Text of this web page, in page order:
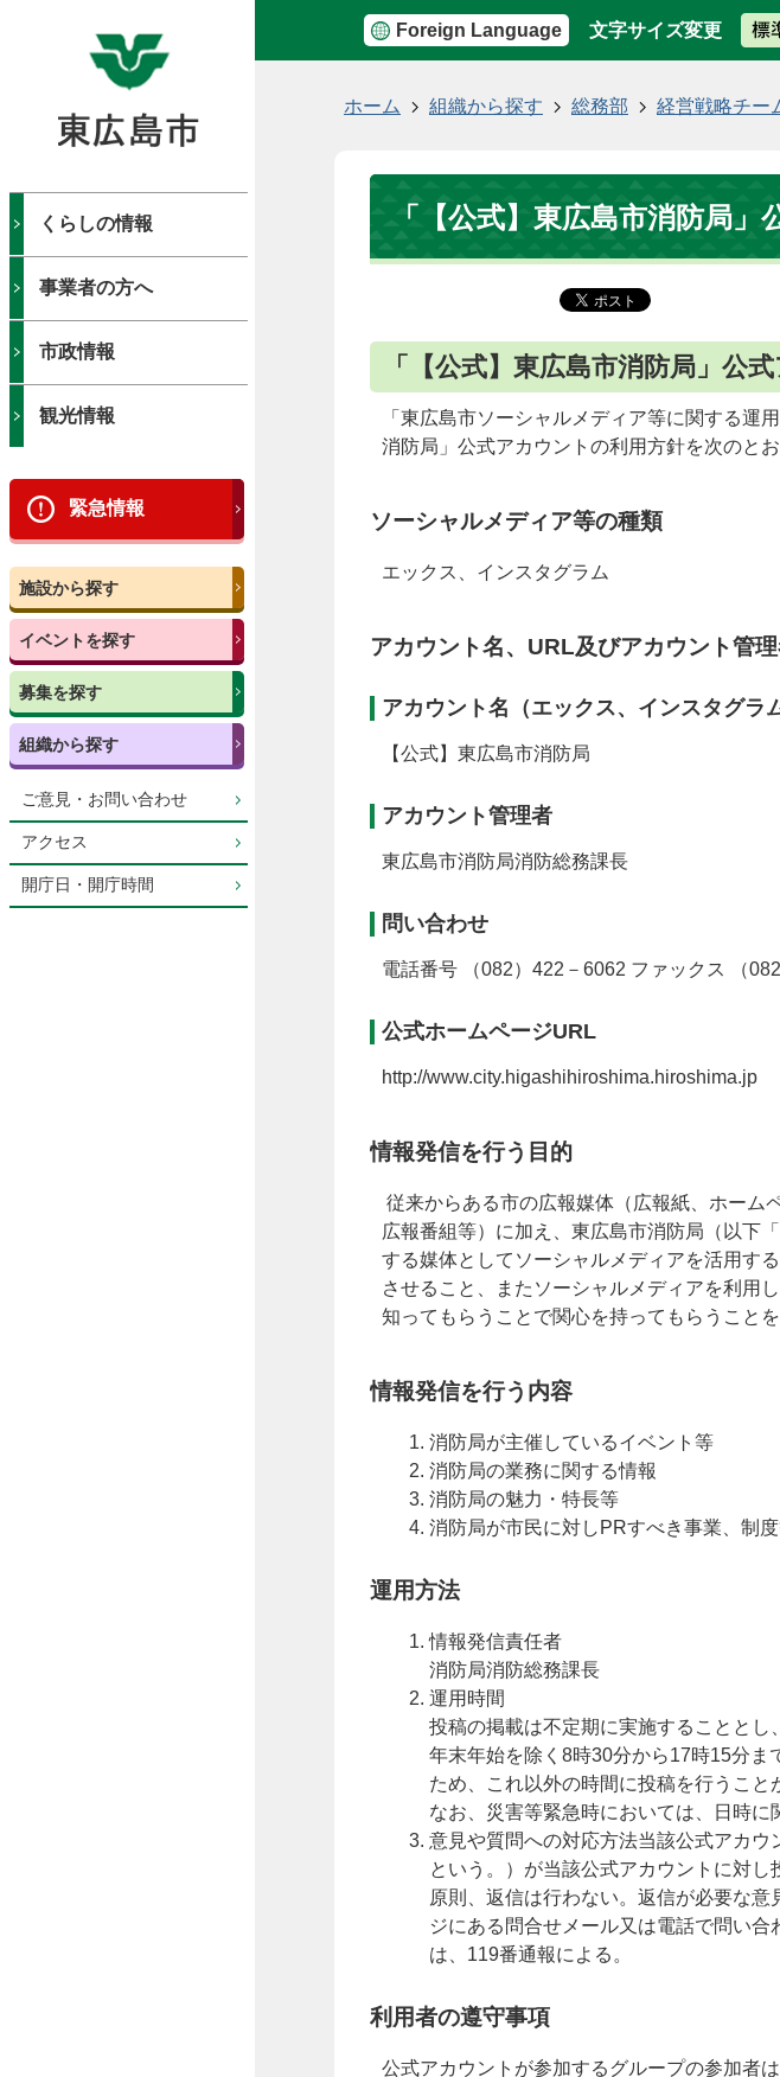
Foreign Language 文字サイズ変更
くらしの情報
事業者の方へ
市政情報
観光情報
緊急情報
施設から探す
イベントを探す
募集を探す
組織から探す
ご意見・お問い合わせ
アクセス
開庁日・開庁時間
ホーム 組織から探す 総務部 経営戦略チー
「【公式】東広島市消防局
「【公式】東広島市消防局」公
「東広島市ソーシャルメディア等に関する運
消防局」公式アカウントの利用方針を次のとお
ソーシャルメディア等の種類
エックス、インスタグラム
アカウント名、URL及びアカウント管
アカウント名（エックス、インスタグラム
【公式】東広島市消防局
アカウント管理者
東広島市消防局消防総務課長
問い合わせ
電話番号 （082）422－6062 ファックス （
公式ホームページURL
http://www.city.higashihiroshima.hiroshima.jp
情報発信を行う目的
従来からある市の広報媒体（広報紙、ホーム
広報番組等）に加え、東広島市消防局（以下
する媒体としてソーシャルメディアを活用す
させること、またソーシャルメディアを利用
知ってもらうことで関心を持ってもらうことを
情報発信を行う内容
消防局が主催しているイベント等
消防局の業務に関する情報
消防局の魅力・特長等
消防局が市民に対しPRすべき事業、制
運用方法
情報発信責任者
消防局消防総務課長
運用時間
投稿の掲載は不定期に実施することと
年末年始を除く8時30分から17時15分
ため、これ以外の時間に投稿を行うこと
なお、災害等緊急時においては、日時に
意見や質問への対応方法当該公式アカウ
という。）が当該公式アカウントに対し
原則、返信は行わない。返信が必要な
ジにある問合せメール又は電話で問い
は、119番通報による。
利用者の遵守事項
公式アカウントが参加するグループの参加者